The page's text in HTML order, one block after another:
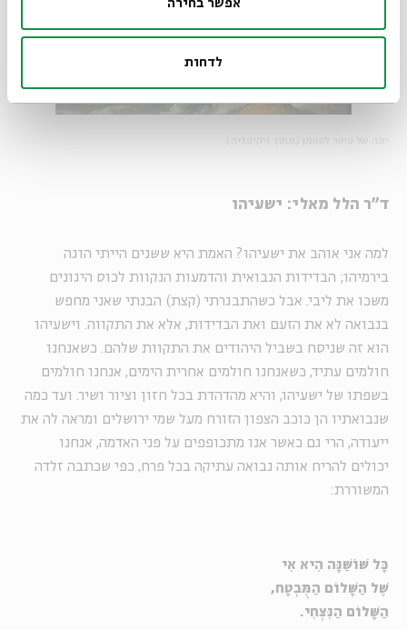
אפשר בחירה
לדחות
יונה של פיטר לסטמן (מתוך ויקיפדיה)
ד"ר הלל מאלי: ישעיהו
למה אני אוהב את ישעיהו? האמת היא ששנים הייתי הוגה
בירמיהו; הבדידות הנבואית והדמעות הנקוות לכוס היגונים
משכו את ליבי. אבל כשהתבגרתי (קצת) הבנתי שאני מחפש
בנבואה לא את הזעם ואת הבדידות, אלא את התקווה. וישעיהו
הוא זה שניסח בשביל היהודים את התקוות שלהם. כשאנחנו
חולמים עתיד, כשאנחנו חולמים אחרית הימים, אנחנו חולמים
בשפתו של ישעיהו, והיא מהדהדת בכל חזון וציור ושיר. ועד כמה
שנבואתיו הן כוכב הצפון הזורח מעל שמי ירושלים ומראה לה את
ייעודה, הרי גם כאשר אנו מתכופפים על פני האדמה, אנחנו
יכולים להריח אותה נבואה עתיקה בכל פרח, כפי שכתבה זלדה
המשוררת:
כָּל שׁוֹשַׁנָּה הִיא אִי
שֶׁל הַשָּׁלוֹם הַמֻּבְטָח,
הַשָּׁלוֹם הַנִּצְחִי.